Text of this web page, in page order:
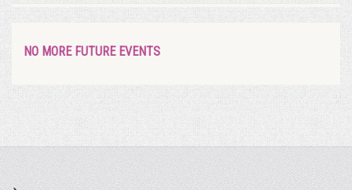
NO MORE FUTURE EVENTS